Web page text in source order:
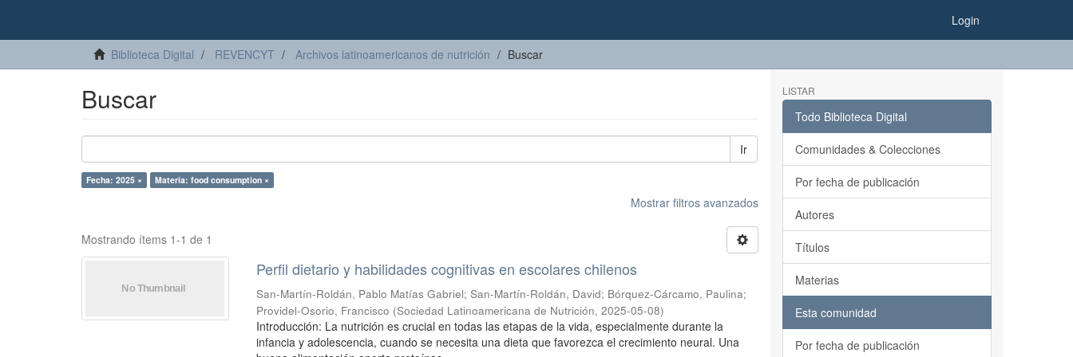
Login
Biblioteca Digital REVENCYT Archivos latinoamericanos de nutrición Buscar
Buscar
Ir
Fecha: 2025 × Materia: food consumption ×
Mostrar filtros avanzados
Mostrando ítems 1-1 de 1
Perfil dietario y habilidades cognitivas en escolares chilenos
San-Martín-Roldán, Pablo Matías Gabriel;San-Martín-Roldán, David; Bórquez-Cárcamo, Paulina;
Providel-Osorio, Francisco (Sociedad Latinoamericana de Nutrición,2025-05-08)
Introducción: La nutrición es crucial en todas las etapas de la vida, especialmente durante la
infancia y adolescencia, cuando se necesita una dieta que favorezca el crecimiento neural. Una
LISTAR
Todo Biblioteca Digital
Comunidades & Colecciones
Por fecha de publicación
Autores
Títulos
Materias
Esta comunidad
Por fecha de publicación